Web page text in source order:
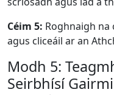
Céim 5: Roghnaigh
agus cliceáil ar an
Modh 5:
Seirbhísí